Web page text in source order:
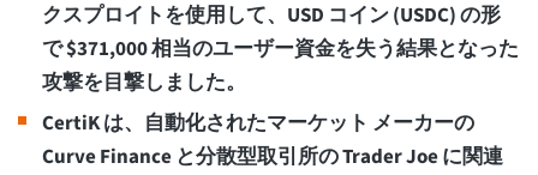
クスプロイトを使用して、USD コイン (USDC) の形
で $371,000 相当のユーザー資金を失う結果となった
攻撃を目撃しました。
CertiK は、自動化されたマーケット メーカーの
Curve Finance と分散型取引所の Trader Joe に関連